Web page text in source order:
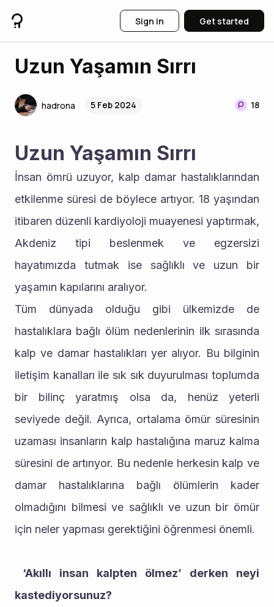
Sign in Get started
Uzun Yaşamın Sırrı
hadrona 5 Feb 2024 18
Uzun Yaşamın Sırrı
İnsan ömrü uzuyor, kalp damar hastalıklarından
etkilenme süresi de böylece artıyor. 18 yaşından
itibaren düzenli kardiyoloji muayenesi yaptırmak,
Akdeniz tipi beslenmek ve egzersizi
hayatımızda tutmak ise sağlıklı ve uzun bir
yaşamın kapılarını aralıyor.
Tüm dünyada olduğu gibi ülkemizde de
hastalıklara bağlı ölüm nedenlerinin ilk sırasında
kalp ve damar hastalıkları yer alıyor. Bu bilginin
iletişim kanalları ile sık sık duyurulması toplumda
bir bilinç yaratmış olsa da, henüz yeterli
seviyede değil. Ayrıca, ortalama ömür süresinin
uzaması insanların kalp hastalığına maruz kalma
süresini de artırıyor. Bu nedenle herkesin kalp ve
damar hastalıklarına bağlı ölümlerin kader
olmadığını bilmesi ve sağlıklı ve uzun bir ömür
için neler yapması gerektiğini öğrenmesi önemli.
‘Akıllı insan kalpten ölmez’ derken neyi
kastediyorsunuz?